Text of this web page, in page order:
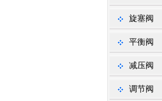
旋塞阀
平衡阀
减压阀
调节阀